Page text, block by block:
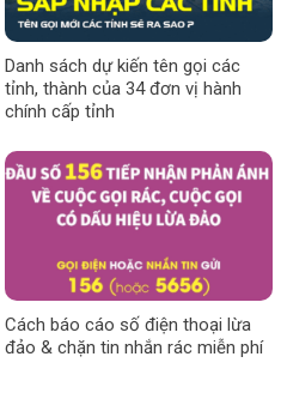
Danh sách dự kiến tên gọi các
tỉnh, thành của 34 đơn vị hành
chính cấp tỉnh
Cách báo cáo số điện thoại lừa
đảo & chặn tin nhắn rác miễn phí